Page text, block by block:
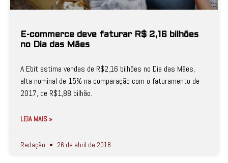
E-commerce deve faturar R$ 2,16 bilhões
no Dia das Mães
A Ebit estima vendas de R$2,16 bilhões no Dia das Mães,
alta nominal de 15% na comparação com o faturamento de
2017, de R$1,88 bilhão.
LEIA MAIS »
Redação 26 de abril de 2018